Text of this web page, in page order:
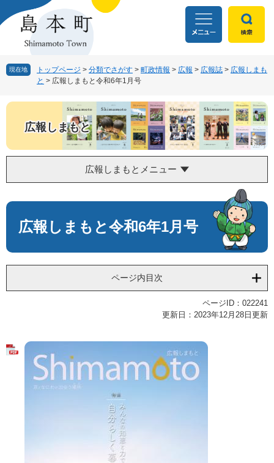
ー
。
ニ
て
へ
現在地 トップページ > 分類でさがす > 町政情報 > 広報 > 広報誌 > 広報しまも
と > 広報しまもと令和6年1月号
広報しまもと
広報しまもとメニュー
文
広報しまもと令和6年1月号
ページ内目次
ページID：022241
更新日：2023年12月28日更新